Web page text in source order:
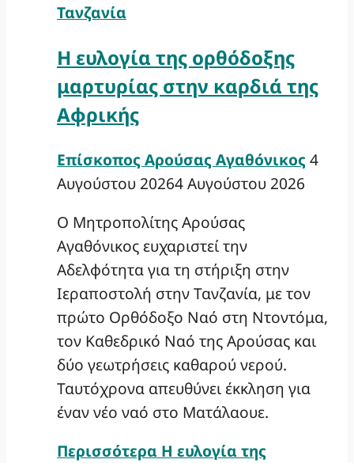
Τανζανία
Η ευλογία της ορθόδοξης
μαρτυρίας στην καρδιά της
Αφρικής
Επίσκοπος Αρούσας Αγαθόνικος 4
Αυγούστου 20264 Αυγούστου 2026
Ο Μητροπολίτης Αρούσας
Αγαθόνικος ευχαριστεί την
Αδελφότητα για τη στήριξη στην
Ιεραποστολή στην Τανζανία, με τον
πρώτο Ορθόδοξο Ναό στη Ντοντόμα,
τον Καθεδρικό Ναό της Αρούσας και
δύο γεωτρήσεις καθαρού νερού.
Ταυτόχρονα απευθύνει έκκληση για
έναν νέο ναό στο Ματάλαουε.
Περισσότερα Η ευλογία της